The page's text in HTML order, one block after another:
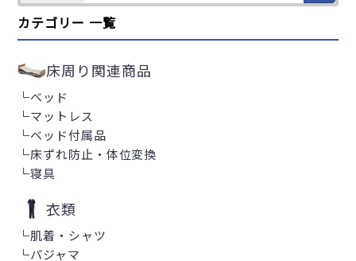
カテゴリー 一覧
床周り関連商品
└ベッド
└マットレス
└ベッド付属品
└床ずれ防止・体位変換
└寝具
衣類
└肌着・シャツ
└パジャマ